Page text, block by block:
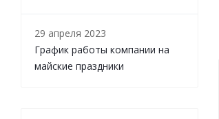
29 апреля 2023
График работы компании на
майские праздники